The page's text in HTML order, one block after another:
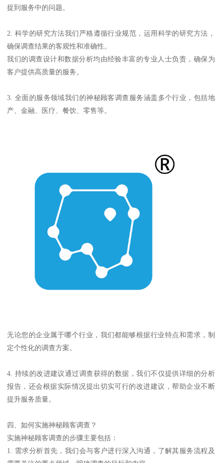
捉到服务中的问题。
2. 科学的研究方法我们严格遵循行业规范，运用科学的研究方法，
确保调查结果的客观性和准确性。
我们的调查设计和数据分析均由经验丰富的专业人士负责，确保为
客户提供高质量的服务。
3. 全面的服务领域我们的神秘顾客调查服务涵盖多个行业，包括地
产、金融、医疗、餐饮、零售等。
无论您的企业属于哪个行业，我们都能够根据行业特点和需求，制
定个性化的调查方案。
4. 持续的改进建议通过调查获得的数据，我们不仅提供详细的分析
报告，还会根据实际情况提出切实可行的改进建议，帮助企业不断
提升服务质量。
四、如何实施神秘顾客调查？
实施神秘顾客调查的步骤主要包括：
1. 需求分析首先，我们会与客户进行深入沟通，了解其服务流程及